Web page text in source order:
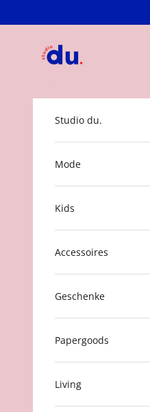
Studio du.
Mode
Kids
Accessoires
Geschenke
Papergoods
Living